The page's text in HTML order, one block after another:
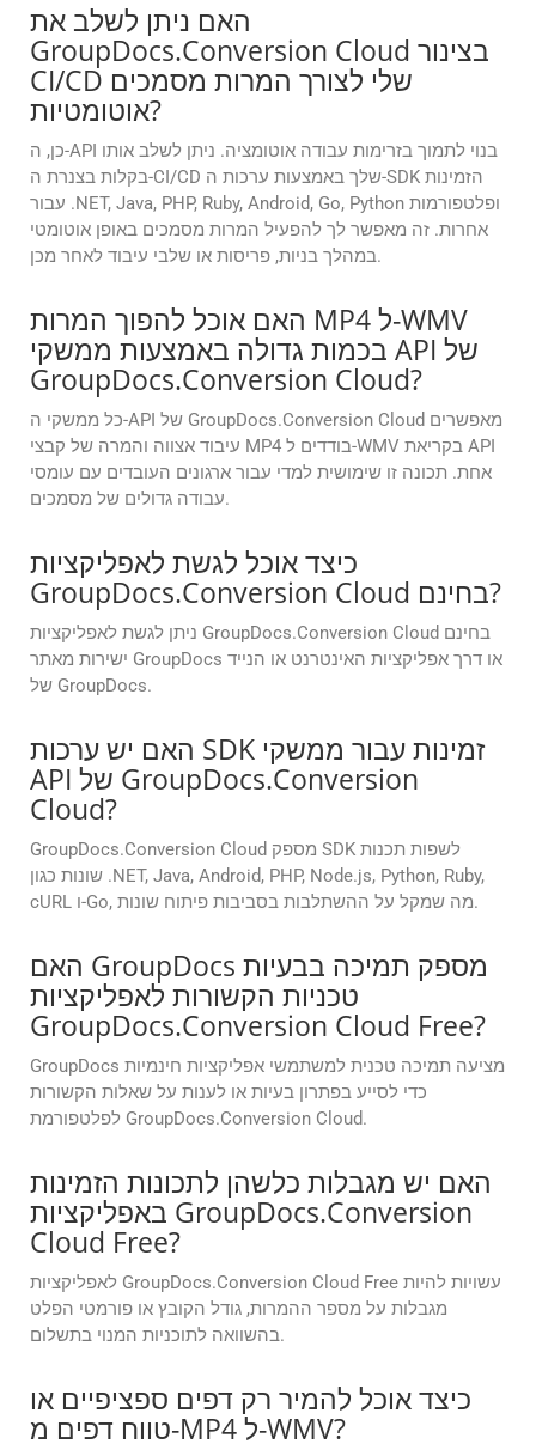
האם ניתן לשלב את
GroupDocs.Conversion Cloud בצינור
CI/CD שלי לצורך המרות מסמכים
אוטומטיות?
כן, ה-API בנוי לתמוך בזרימות עבודה אוטומציה. ניתן לשלב אותו
בקלות בצנרת ה-CI/CD שלך באמצעות ערכות ה-SDK הזמינות
עבור .NET, Java, PHP, Ruby, Android, Go, Python ופלטפורמות
אחרות. זה מאפשר לך להפעיל המרות מסמכים באופן אוטומטי
במהלך בניות, פריסות או שלבי עיבוד לאחר מכן.
האם אוכל להפוך המרות MP4 ל-WMV
בכמות גדולה באמצעות ממשקי API של
GroupDocs.Conversion Cloud?
כל ממשקי ה-API של GroupDocs.Conversion Cloud מאפשרים
עיבוד אצווה והמרה של קבצי MP4 בודדים ל-WMV בקריאת API
אחת. תכונה זו שימושית למדי עבור ארגונים העובדים עם עומסי
עבודה גדולים של מסמכים.
כיצד אוכל לגשת לאפליקציות
GroupDocs.Conversion Cloud בחינם?
ניתן לגשת לאפליקציות GroupDocs.Conversion Cloud בחינם
ישירות מאתר GroupDocs או דרך אפליקציות האינטרנט או הנייד
של GroupDocs.
האם יש ערכות SDK זמינות עבור ממשקי
API של GroupDocs.Conversion
Cloud?
GroupDocs.Conversion Cloud מספק SDK לשפות תכנות
שונות כגון .NET, Java, Android, PHP, Node.js, Python, Ruby,
cURL ו-Go, מה שמקל על ההשתלבות בסביבות פיתוח שונות.
האם GroupDocs מספק תמיכה בבעיות
טכניות הקשורות לאפליקציות
GroupDocs.Conversion Cloud Free?
GroupDocs מציעה תמיכה טכנית למשתמשי אפליקציות חינמיות
כדי לסייע בפתרון בעיות או לענות על שאלות הקשורות
לפלטפורמת GroupDocs.Conversion Cloud.
האם יש מגבלות כלשהן לתכונות הזמינות
באפליקציות GroupDocs.Conversion
Cloud Free?
לאפליקציות GroupDocs.Conversion Cloud Free עשויות להיות
מגבלות על מספר ההמרות, גודל הקובץ או פורמטי הפלט
בהשוואה לתוכניות המנוי בתשלום.
כיצד אוכל להמיר רק דפים ספציפיים או
טווח דפים מ-MP4 ל-WMV?